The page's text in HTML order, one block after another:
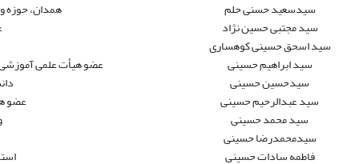
سیدسعید حسنی حلم
همدان، حوزه
سید مجتبی حسین نژاد
سید اسحق حسینى کوهسارى
سید ابراهیم حسینی
عضو هیأت علمی
سیدحسین حسینی
سید عبدالرحیم حسینی
عضو
سید محمد حسینی
سیدمحمدرضا حسینی
فاطمه سادات حسینی